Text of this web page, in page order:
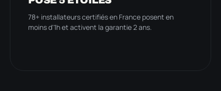
78+ installateurs certifiés en France posent en
moins d'1h et activent la garantie 2 ans.